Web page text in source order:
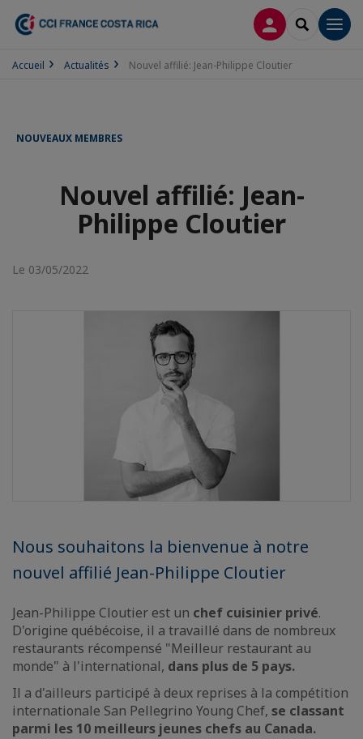
CONNEXION
Accueil Actualités Nouvel affilié: Jean-Philippe Cloutier
NOUVEAUX MEMBRES
Nouvel affilié: Jean-
Philippe Cloutier
Le 03/05/2022
Nous souhaitons la bienvenue à notre
nouvel affilié Jean-Philippe Cloutier
Jean-Philippe Cloutier est un chef cuisinier privé.
D'origine québécoise, il a travaillé dans de nombreux
restaurants récompensé "Meilleur restaurant au
monde" à l'international, dans plus de 5 pays.
Il a d'ailleurs participé à deux reprises à la compétition
internationale San Pellegrino Young Chef, se classant
parmi les 10 meilleurs jeunes chefs au Canada.